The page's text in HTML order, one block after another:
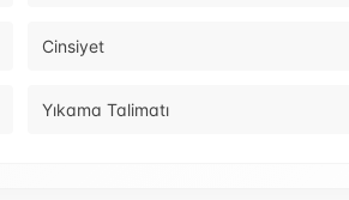
Cinsiyet
Yıkama Talimatı